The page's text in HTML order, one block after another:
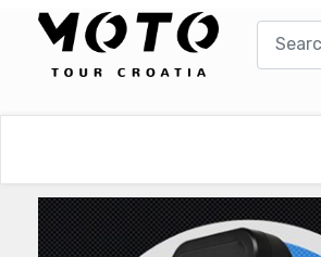
UmPaDrum
Damir Žerić - ELPASSO